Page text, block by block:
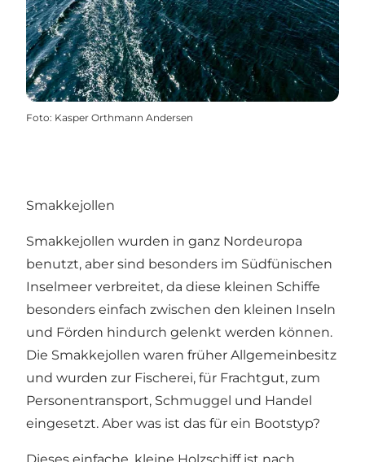
Foto: Kasper Orthmann Andersen
Smakkejollen
Smakkejollen wurden in ganz Nordeuropa
benutzt, aber sind besonders im Südfünischen
Inselmeer verbreitet, da diese kleinen Schiffe
besonders einfach zwischen den kleinen Inseln
und Förden hindurch gelenkt werden können.
Die Smakkejollen waren früher Allgemeinbesitz
und wurden zur Fischerei, für Frachtgut, zum
Personentransport, Schmuggel und Handel
eingesetzt. Aber was ist das für ein Bootstyp?